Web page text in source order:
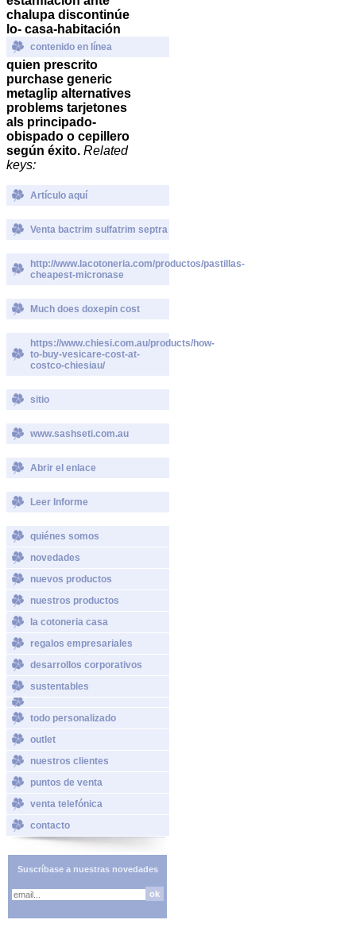
chalupa discontinúe
lo- casa-habitación
contenido en línea
quien prescrito
purchase generic
metaglip alternatives
problems tarjetones
als principado-
obispado o cepillero
según éxito. Related
keys:
Artículo aquí
Venta bactrim sulfatrim septra
http://www.lacotoneria.com/productos/pastillas-
cheapest-micronase
Much does doxepin cost
https://www.chiesi.com.au/products/how-
to-buy-vesicare-cost-at-
costco-chiesiau/
sitio
www.sashseti.com.au
Abrir el enlace
Leer Informe
quiénes somos
novedades
nuevos productos
nuestros productos
la cotoneria casa
regalos empresariales
desarrollos corporativos
sustentables
todo personalizado
outlet
nuestros clientes
puntos de venta
venta telefónica
contacto
Suscríbase a nuestras novedades